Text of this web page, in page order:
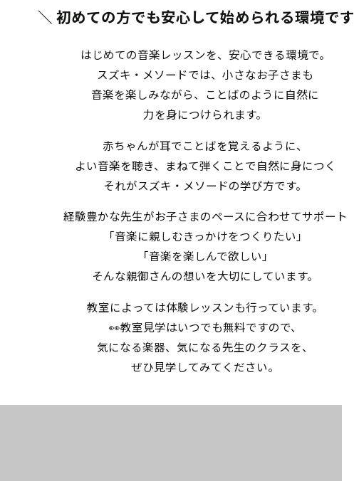
＼ 初めての方でも安心して始められる環境です
はじめての音楽レッスンを、安心できる環境で。
スズキ・メソードでは、小さなお子さまも
音楽を楽しみながら、ことばのように自然に
力を身につけられます。
赤ちゃんが耳でことばを覚えるように、
よい音楽を聴き、まねて弾くことで自然に身につく
それがスズキ・メソードの学び方です。
経験豊かな先生がお子さまのペースに合わせてサポート
「音楽に親しむきっかけをつくりたい」
「音楽を楽しんで欲しい」
そんな親御さんの想いを大切にしています。
教室によっては体験レッスンも行っています。
👀教室見学はいつでも無料ですので、
気になる楽器、気になる先生のクラスを、
ぜひ見学してみてください。